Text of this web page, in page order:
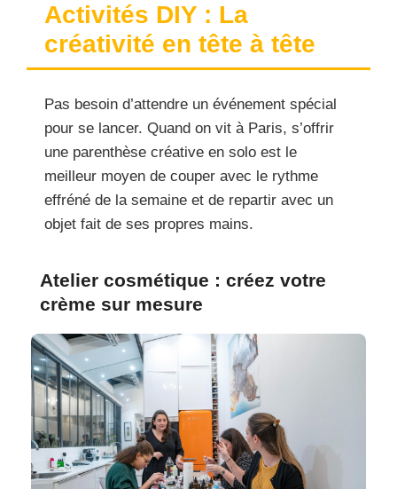
Activités DIY : La
créativité en tête à tête
Pas besoin d’attendre un événement spécial
pour se lancer. Quand on vit à Paris, s’offrir
une parenthèse créative en solo est le
meilleur moyen de couper avec le rythme
effréné de la semaine et de repartir avec un
objet fait de ses propres mains.
Atelier cosmétique : créez votre
crème sur mesure